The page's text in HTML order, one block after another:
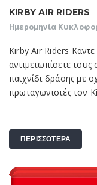
KIRBY AIR RIDERS
Ημερομηνία
Kirby Air Riders
αντιμετωπίσετε
παιχνίδι δράσης με
πρωταγωνιστές τον
ΠΕΡΙΣΣΟΤΕΡΑ